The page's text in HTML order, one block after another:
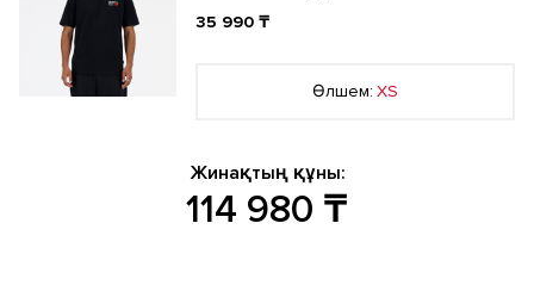
35 990 ₸
Өлшем: XS
Жинақтың құны:
114 980 ₸